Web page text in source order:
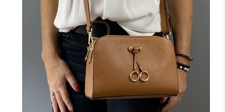
NOIRMARINECAMELCANARD
JAUNE
+2
J'ajoute à mon panier !